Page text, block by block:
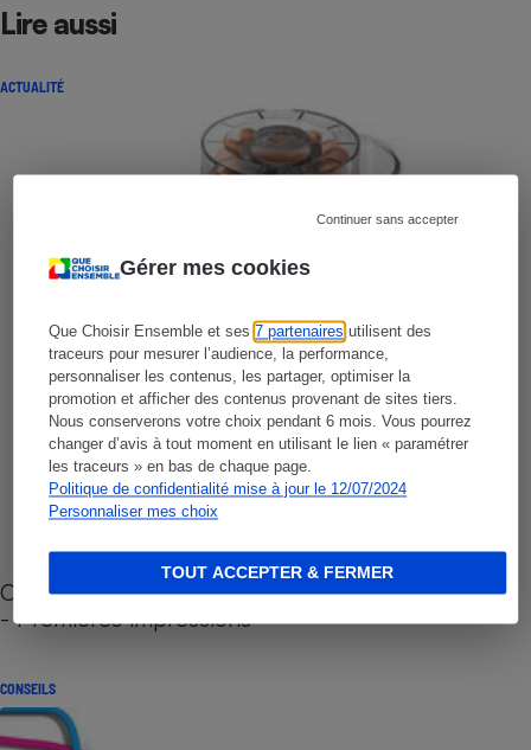
Gérer mes cookies
Que Choisir Ensemble et ses7 partenaires utilisent des
traceurs pour mesurer l’audience, la performance,
personnaliser les contenus, les partager, optimiser la
promotion et afficher des contenus provenant de sites tiers.
Nous conserverons votre choix pendant 6 mois. Vous pourrez
changer d’avis à tout moment en utilisant le lien « paramétrer
les traceurs » en bas de chaque page.
Politique de confidentialité mise à jour le 12/07/2024
Personnaliser mes choix
Continuer sans accepter
TOUT ACCEPTER & FERMER
Lire aussi
ACTUALITÉ
Cafetière à capsules zéro déchet CoffeeB (vidéo)
- Premières impressions
CONSEILS